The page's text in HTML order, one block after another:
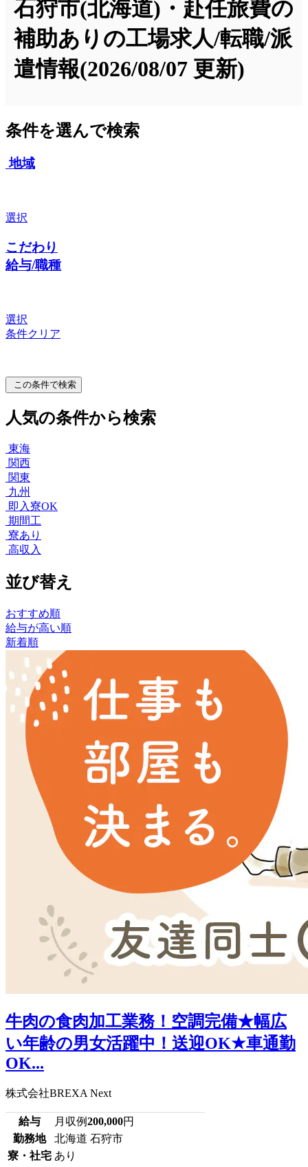
石狩市(北海道)・赴任旅費の
補助ありの工場求人/転職/派
遣情報(2026/08/07 更新)
条件を選んで検索
地域
選択
こだわり
給与/職種
選択
条件クリア
この条件で検索
人気の条件から検索
東海
関西
関東
九州
即入寮OK
期間工
寮あり
高収入
並び替え
おすすめ順
給与が高い順
新着順
牛肉の食肉加工業務！空調完備★幅広
い年齢の男女活躍中！送迎OK★車通勤
OK...
株式会社BREXA Next
給与 月収例200,000円
勤務地
北海道 石狩市
寮・社宅 あり